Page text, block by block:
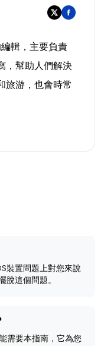
輯，主要負責
，幫助人們解決
旅游，也會時常
裝置問題上對您來說
脫這個問題。
需要本指南，它為您